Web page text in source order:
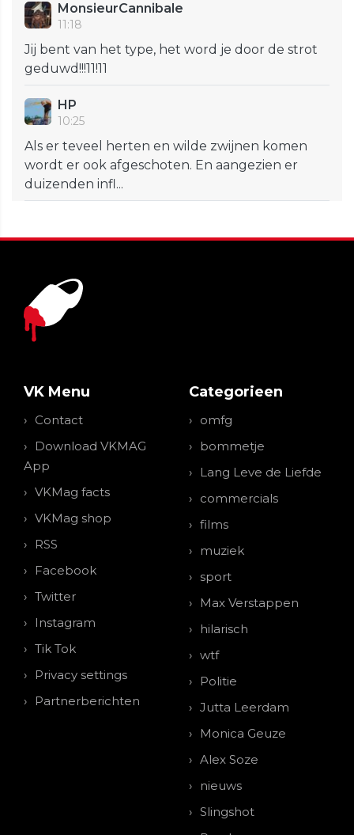
MonsieurCannibale
11:18
Jij bent van het type, het word je door de strot
geduwd!!!11!11
HP
10:25
Als er teveel herten en wilde zwijnen komen
wordt er ook afgeschoten. En aangezien er
duizenden infl...
VK Menu
Contact
Download VKMAG
App
VKMag facts
VKMag shop
RSS
Facebook
Twitter
Instagram
Tik Tok
Privacy settings
Partnerberichten
Categorieen
omfg
bommetje
Lang Leve de Liefde
commercials
films
muziek
sport
Max Verstappen
hilarisch
wtf
Politie
Jutta Leerdam
Monica Geuze
Alex Soze
nieuws
Slingshot